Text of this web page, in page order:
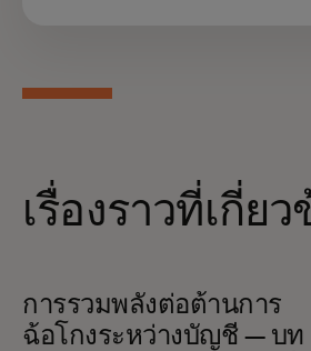
เรื่องราวที่เกี่ยว
การรวมพลังต่อต้านการ
ฉ้อโกงระหว่างบัญชี — บท